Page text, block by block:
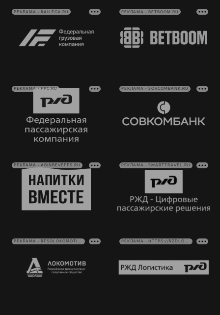
РЕКЛАМА • RAILFGK.RU РЕКЛАМА • BETBOOM.RU
РЕКЛАМА • FPC.RU РЕКЛАМА • SOVCOMBANK.RU
РЕКЛАМА • ABINBEVEFES.RU РЕКЛАМА • SMARTTRAVEL.RU
РЕКЛАМА • RFSOLOKOMOTIV.RU РЕКЛАМА • HTTPS://RZDLOG.RU/